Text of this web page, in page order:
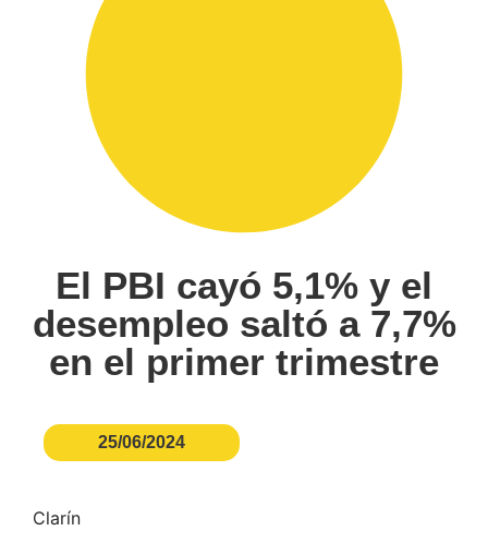
El PBI cayó 5,1% y el
desempleo saltó a 7,7%
en el primer trimestre
25/06/2024
Clarín